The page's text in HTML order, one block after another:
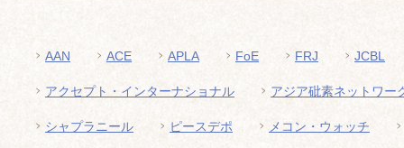
AAN ACE APLA FoE FRJ JCBL
アクセプト・インターナショナル アジア砒素ネットワー
シャプラニール ピースデポ メコン・ウォッチ